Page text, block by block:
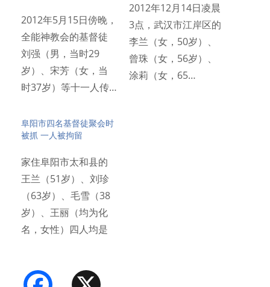
2012年5月15日傍晚，
全能神教会的基督徒
刘强（男，当时29
岁）、宋芳（女，当
时37岁）等十一人传…
2012年12月14日凌晨
3点，武汉市江岸区的
李兰（女，50岁）、
曾珠（女，56岁）、
涂莉（女，65…
阜阳市四名基督徒聚会时
被抓 一人被拘留
家住⾩阳市太和县的
王兰（51岁）、刘珍
（63岁）、⽑雪（38
岁）、王丽（均为化
名，⼥性）四⼈均是
Facebook